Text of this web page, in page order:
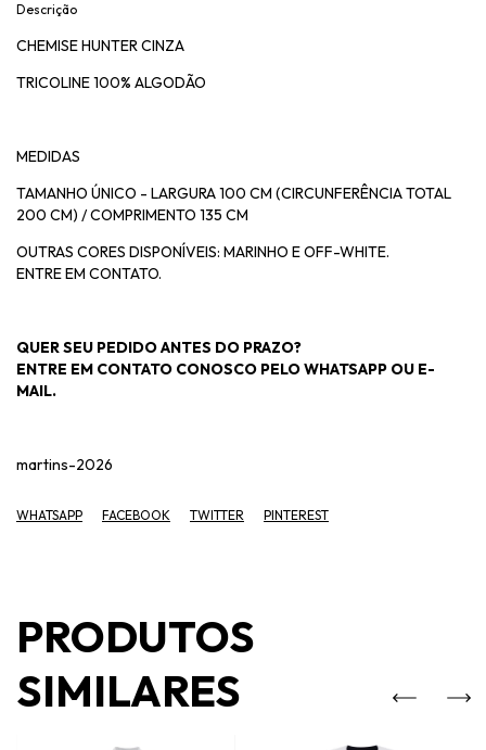
Descrição
CHEMISE HUNTER CINZA
TRICOLINE 100% ALGODÃO
MEDIDAS
TAMANHO ÚNICO - LARGURA 100 CM (CIRCUNFERÊNCIA TOTAL
200 CM) / COMPRIMENTO 135 CM
OUTRAS CORES DISPONÍVEIS: MARINHO E OFF-WHITE.
ENTRE EM CONTATO.
QUER SEU PEDIDO ANTES DO PRAZO?
ENTRE EM CONTATO CONOSCO PELO WHATSAPP OU E-
MAIL.
martins-2026
WHATSAPP FACEBOOK TWITTER PINTEREST
PRODUTOS
SIMILARES